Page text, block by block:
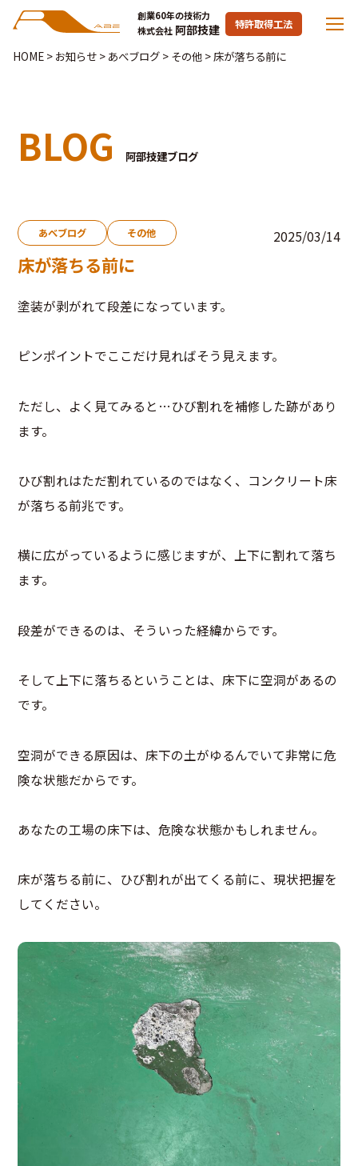
創業60年の技術力
株式会社 阿部技建 特許取得工法
HOME> お知らせ> あべブログ> その他>床が落ちる前に
BLOG 阿部技建ブログ
あべブログ その他 2025/03/14
床が落ちる前に
塗装が剥がれて段差になっています。
ピンポイントでここだけ見ればそう見えます。
ただし、よく見てみると…ひび割れを補修した跡があり
ます。
ひび割れはただ割れているのではなく、コンクリート床
が落ちる前兆です。
横に広がっているように感じますが、上下に割れて落ち
ます。
段差ができるのは、そういった経緯からです。
そして上下に落ちるということは、床下に空洞があるの
です。
空洞ができる原因は、床下の土がゆるんでいて非常に危
険な状態だからです。
あなたの工場の床下は、危険な状態かもしれません。
床が落ちる前に、ひび割れが出てくる前に、現状把握を
してください。